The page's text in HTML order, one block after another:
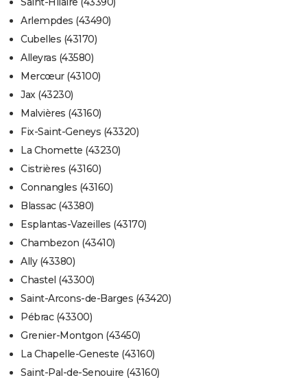
Arlempdes (43490)
Cubelles (43170)
Alleyras (43580)
Mercœur (43100)
Jax (43230)
Malvières (43160)
Fix-Saint-Geneys (43320)
La Chomette (43230)
Cistrières (43160)
Connangles (43160)
Blassac (43380)
Esplantas-Vazeilles (43170)
Chambezon (43410)
Ally (43380)
Chastel (43300)
Saint-Arcons-de-Barges (43420)
Pébrac (43300)
Grenier-Montgon (43450)
La Chapelle-Geneste (43160)
Saint-Pal-de-Senouire (43160)